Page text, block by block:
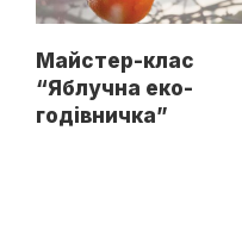
Майстер-клас
“Яблучна еко-
годівничка”